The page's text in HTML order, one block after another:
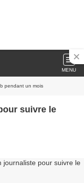
MENU
pendant un mois
suivre le